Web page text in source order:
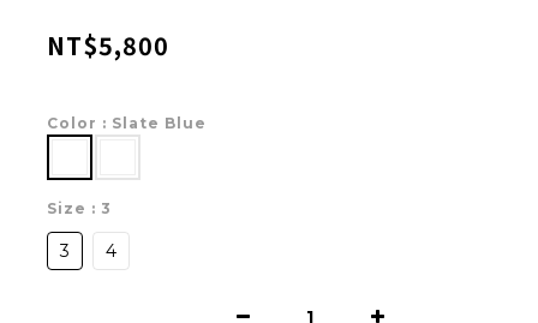
NT$5,800
Color : Slate Blue
Size : 3
3 4